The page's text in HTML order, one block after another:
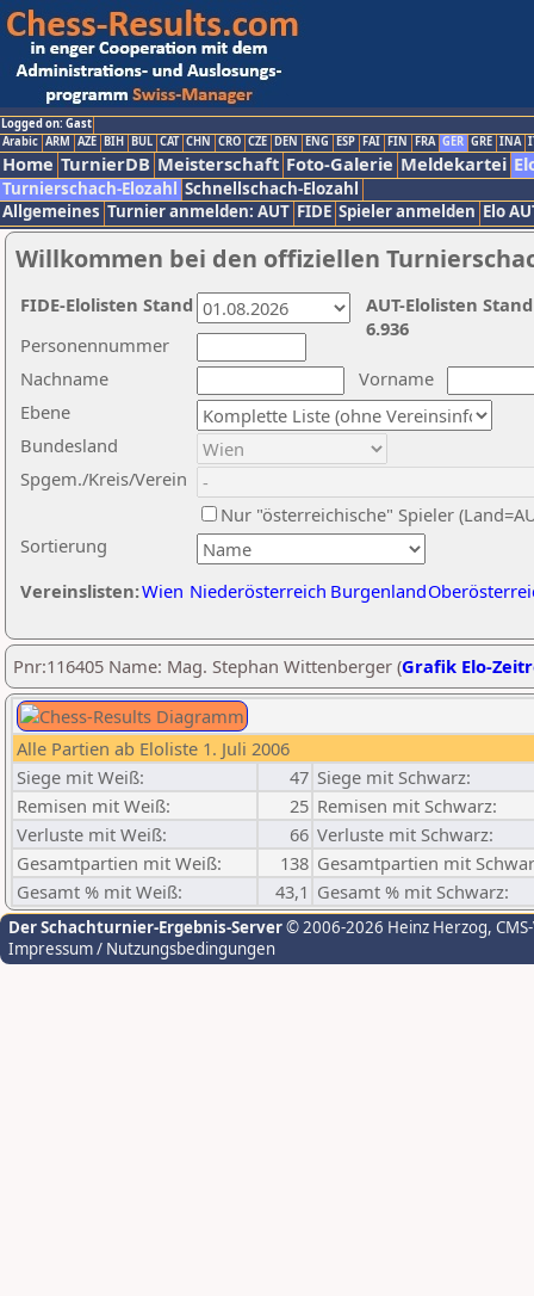
Logged on: Gast
Arabic ARM AZE BIH BUL CAT CHN CRO CZE DEN ENG ESP FAI FIN FRA GER GRE INA
Home TurnierDB Meisterschaft Foto-Galerie Meldekartei
Turnierschach-Elozahl Schnellschach-Elozahl
Allgemeines Turnier anmelden: AUT FIDE Spieler anmelden Elo
Willkommen bei den offiziellen
Nachname
Vorname
Ebene
Sortierung
Personennummer
Bundesland
Spgem./Kreis/Verein
Nur "österreichische" Spieler
Vereinslisten:Wien Niederösterreich Burgenland
AUT-Elolisten
6.936
FIDE-Elolisten Stand
Pnr:116405 Name: Mag. Stephan Wittenberger (Grafik Elo-
Alle Partien ab Eloliste 1. Juli 2006
Siege mit Weiß:
47 Siege mit Schwarz:
Remisen mit Weiß:
25 Remisen mit Schwarz:
Verluste mit Weiß:
66 Verluste mit Schwarz:
Gesamtpartien mit Weiß:
138 Gesamtpartien mit
Gesamt % mit Weiß:
43,1 Gesamt % mit Schwarz:
Der Schachturnier-Ergebnis-Server© 2006-2026 Heinz Herzog,
Impressum / Nutzungsbedingungen